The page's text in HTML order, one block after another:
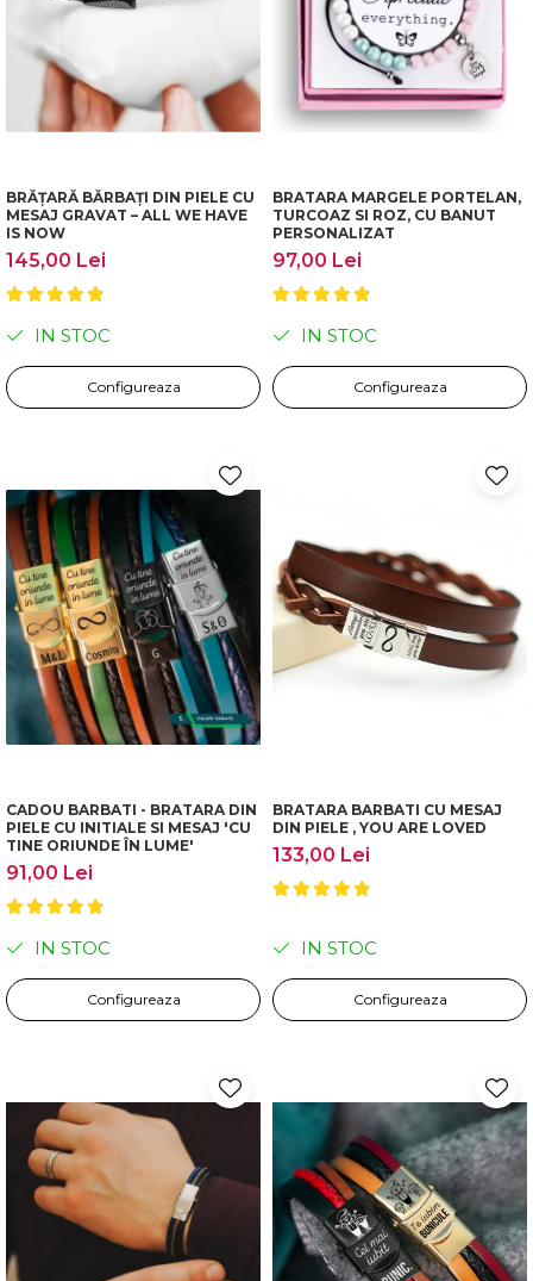
BRĂȚARĂ BĂRBAȚI DIN PIELE CU
MESAJ GRAVAT – ALL WE HAVE
IS NOW
145,00 Lei
IN STOC
Configureaza
BRATARA MARGELE PORTELAN,
TURCOAZ SI ROZ, CU BANUT
PERSONALIZAT
97,00 Lei
IN STOC
Configureaza
CADOU BARBATI - BRATARA DIN
PIELE CU INITIALE SI MESAJ 'CU
TINE ORIUNDE ÎN LUME'
91,00 Lei
IN STOC
Configureaza
BRATARA BARBATI CU MESAJ
DIN PIELE , YOU ARE LOVED
133,00 Lei
IN STOC
Configureaza